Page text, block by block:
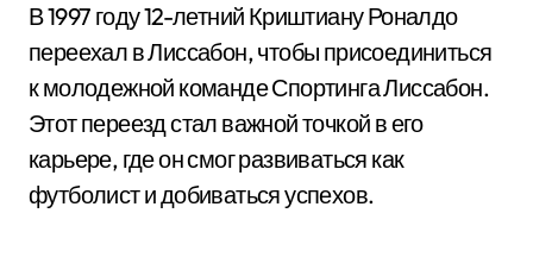
В 1997 году 12-летний Криштиану Роналдо
переехал в Лиссабон, чтобы присоединиться
к молодежной команде Спортинга Лиссабон.
Этот переезд стал важной точкой в его
карьере, где он смог развиваться как
футболист и добиваться успехов.